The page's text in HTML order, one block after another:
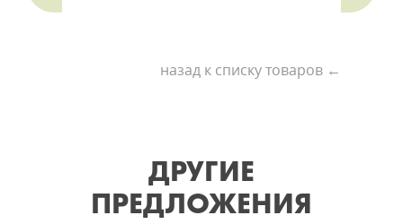
назад к списку товаров ←
ДРУГИЕ
ПРЕДЛОЖЕНИЯ